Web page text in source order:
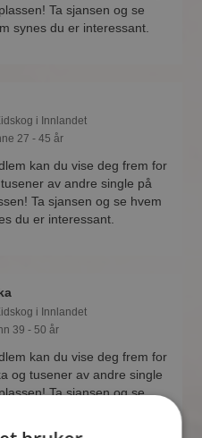
Ta sjansen og se
synes du er interessant.
i Innlandet
27 - 45 år
kan du vise deg frem for
av andre single på
Ta sjansen og se hvem
du er interessant.
i Innlandet
39 - 50 år
kan du vise deg frem for
og tusener av andre single
Ta sjansen og se